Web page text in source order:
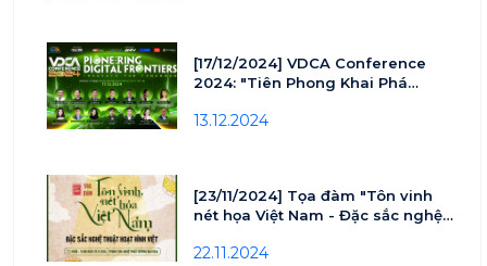
[17/12/2024] VDCA Conference
2024: "Tiên Phong Khai Phá
Vững"
13.12.2024
[23/11/2024] Tọa đàm "Tôn vinh
nét họa Việt Nam - Đặc sắc nghệ
22.11.2024